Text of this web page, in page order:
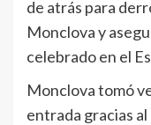
de atrás para
Monclova y
celebrado en el
Monclova tomó
entrada gracias